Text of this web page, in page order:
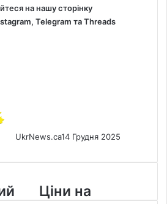
на нашу сторінку
Telegram таThreads
UkrNews.ca14 Грудня 2025
Ціни
на
Ціни на